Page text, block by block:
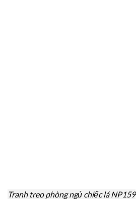
Tranh treo phòng ngủ chiếc lá NP159